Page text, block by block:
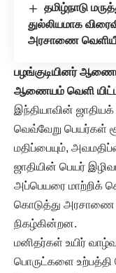
தமிழ்நாடு
துல்லியமாக
அரசாணை
பழங்குடியினர்
ஆணையம் வெளி யிட்ட
இந்தியாவின்
வெவ்வேறு பெயர்கள்
மதிப்பையும்,
ஜாதியின் பெயர்
அப்பெயரை மாற்றிக்
கொடுத்து அரசாணை
நிகழ்கின்றன.
மனிதர்கள் உயிர்
பொருட்களை